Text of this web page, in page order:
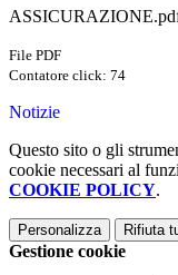
File PDF
Contatore click: 74
Notizie
Questo sito o gli
cookie necessari al
COOKIE POLICY.
Personalizza Rifiuta
Gestione cookie